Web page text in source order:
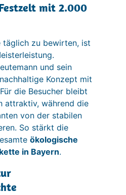
mit 2.000
täglich zu bewirten, ist
und sein
Konzept mit
die Besucher bleibt
attraktiv, während die
von der stabilen
So stärkt die
ökologische
in Bayern.